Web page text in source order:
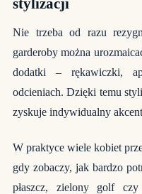
stylizacji
Nie trzeba od razu
garderoby można
dodatki – rękawiczki,
odcieniach. Dzięki temu
zyskuje indywidualny
W praktyce wiele kobiet
gdy zobaczy, jak bardzo
płaszcz, zielony golf